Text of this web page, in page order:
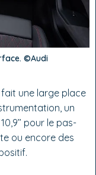
©Audi
une large place
un
pour le pas­
ou encore des